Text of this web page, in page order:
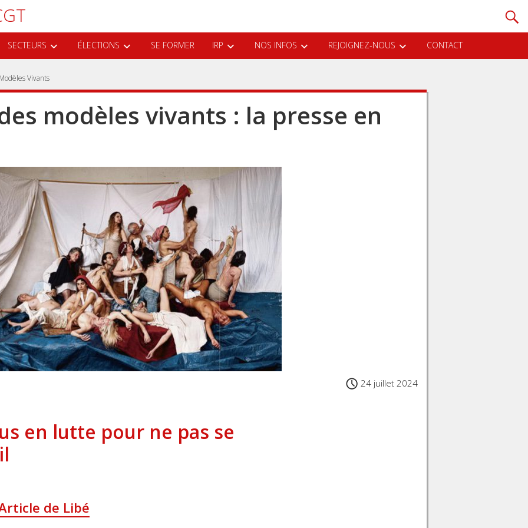
SECTEURS ÉLECTIONS SE FORMER IRP NOS INFOS REJOIGNEZ-NOUS CONTACT
Modèles Vivants
modèles vivants : la presse en
en lutte pour ne pas se
de Libé
24 juillet 2024